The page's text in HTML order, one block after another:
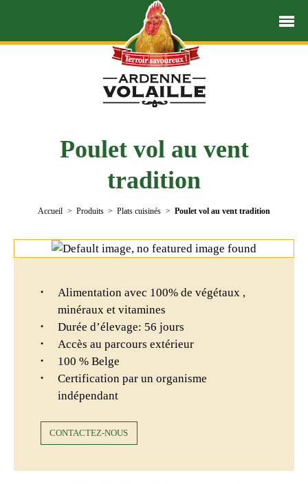
Poulet vol au vent
tradition
Accueil Produits Plats cuisinés Poulet vol au vent tradition
Alimentation avec 100% de végétaux ,
minéraux et vitamines
Durée d’élevage: 56 jours
Accès au parcours extérieur
100 % Belge
Certification par un organisme
indépendant
CONTACTEZ-NOUS